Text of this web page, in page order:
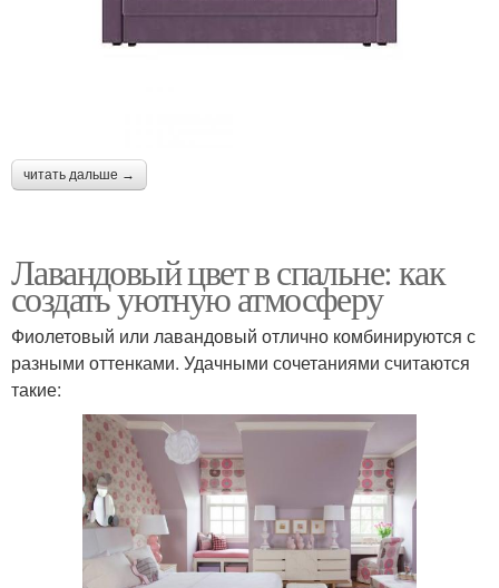
читать дальше →
Лавандовый цвет в спальне: как
создать уютную атмосферу
Фиолетовый или лавандовый отлично комбинируются с
разными оттенками. Удачными сочетаниями считаются
такие: